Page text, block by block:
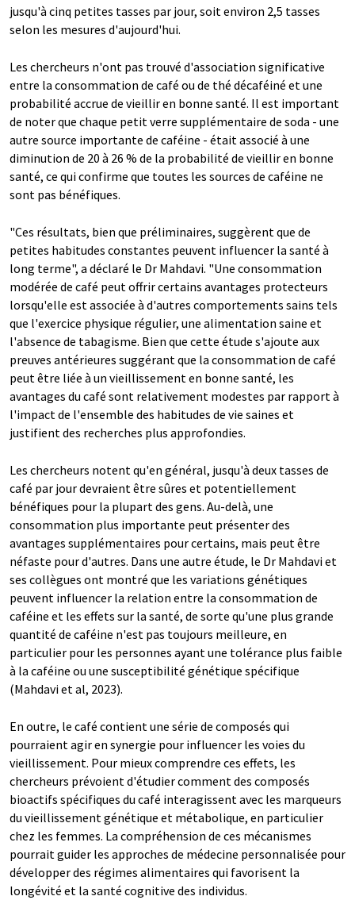
jusqu'à cinq petites tasses par jour, soit environ 2,5 tasses
selon les mesures d'aujourd'hui.
Les chercheurs n'ont pas trouvé d'association significative
entre la consommation de café ou de thé décaféiné et une
probabilité accrue de vieillir en bonne santé. Il est important
de noter que chaque petit verre supplémentaire de soda - une
autre source importante de caféine - était associé à une
diminution de 20 à 26 % de la probabilité de vieillir en bonne
santé, ce qui confirme que toutes les sources de caféine ne
sont pas bénéfiques.
"Ces résultats, bien que préliminaires, suggèrent que de
petites habitudes constantes peuvent influencer la santé à
long terme", a déclaré le Dr Mahdavi. "Une consommation
modérée de café peut offrir certains avantages protecteurs
lorsqu'elle est associée à d'autres comportements sains tels
que l'exercice physique régulier, une alimentation saine et
l'absence de tabagisme. Bien que cette étude s'ajoute aux
preuves antérieures suggérant que la consommation de café
peut être liée à un vieillissement en bonne santé, les
avantages du café sont relativement modestes par rapport à
l'impact de l'ensemble des habitudes de vie saines et
justifient des recherches plus approfondies.
Les chercheurs notent qu'en général, jusqu'à deux tasses de
café par jour devraient être sûres et potentiellement
bénéfiques pour la plupart des gens. Au-delà, une
consommation plus importante peut présenter des
avantages supplémentaires pour certains, mais peut être
néfaste pour d'autres. Dans une autre étude, le Dr Mahdavi et
ses collègues ont montré que les variations génétiques
peuvent influencer la relation entre la consommation de
caféine et les effets sur la santé, de sorte qu'une plus grande
quantité de caféine n'est pas toujours meilleure, en
particulier pour les personnes ayant une tolérance plus faible
à la caféine ou une susceptibilité génétique spécifique
(Mahdavi et al, 2023).
En outre, le café contient une série de composés qui
pourraient agir en synergie pour influencer les voies du
vieillissement. Pour mieux comprendre ces effets, les
chercheurs prévoient d'étudier comment des composés
bioactifs spécifiques du café interagissent avec les marqueurs
du vieillissement génétique et métabolique, en particulier
chez les femmes. La compréhension de ces mécanismes
pourrait guider les approches de médecine personnalisée pour
développer des régimes alimentaires qui favorisent la
longévité et la santé cognitive des individus.